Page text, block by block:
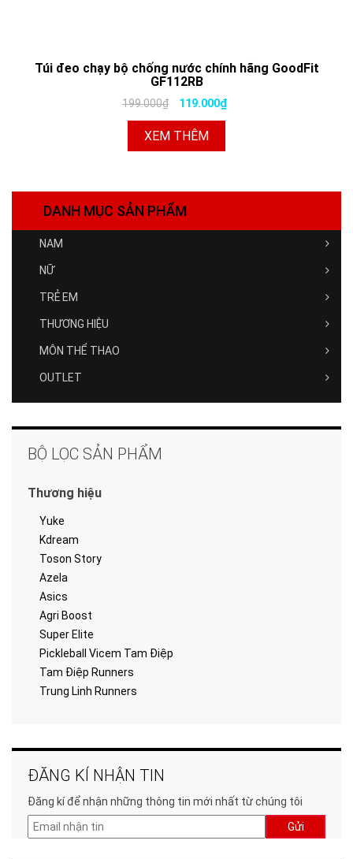
Túi đeo chạy bộ chống nước chính hãng GoodFit
GF112RB
199.000₫ 119.000₫
XEM THÊM
DANH MỤC SẢN PHẨM
NAM
NỮ
TRẺ EM
THƯƠNG HIỆU
MÔN THỂ THAO
OUTLET
BỘ LỌC SẢN PHẨM
Thương hiệu
Yuke
Kdream
Toson Story
Azela
Asics
Agri Boost
Super Elite
Pickleball Vicem Tam Điệp
Tam Điệp Runners
Trung Linh Runners
ĐĂNG KÍ NHẬN TIN
Đăng kí để nhận những thông tin mới nhất từ chúng tôi
Gửi